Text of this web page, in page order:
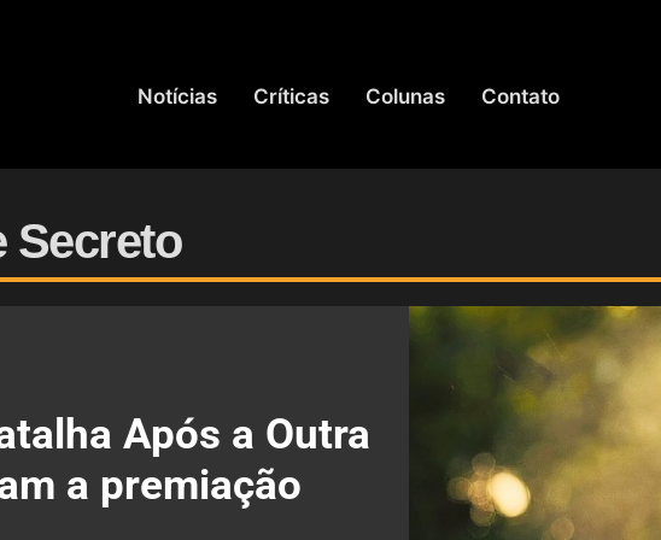
Notícias Críticas Colunas Contato
Secreto
Após a Outra
a premiação